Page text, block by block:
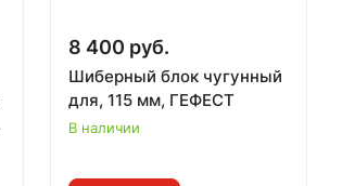
8 400 руб.
Шиберный блок чугунный
для, 115 мм, ГЕФЕСТ
В наличии